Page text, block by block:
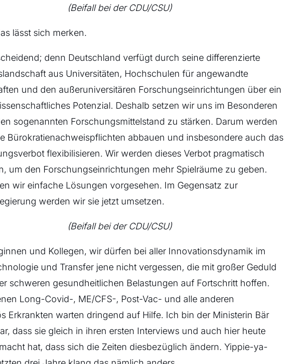
(Beifall bei der CDU/CSU)
lässt sich merken.
denn Deutschland verfügt durch seine differenzierte
aus Universitäten, Hochschulen für angewandte
und den außeruniversitären Forschungseinrichtungen über ein
Potenzial. Deshalb setzen wir uns im Besonderen
sogenannten Forschungsmittelstand zu stärken. Darum werden
Bürokratienachweispflichten abbauen und insbesondere auch das
flexibilisieren. Wir werden dieses Verbot pragmatisch
um den Forschungseinrichtungen mehr Spielräume zu geben.
wir einfache Lösungen vorgesehen. Im Gegensatz zur
werden wir sie jetzt umsetzen.
(Beifall bei der CDU/CSU)
und Kollegen, wir dürfen bei aller Innovationsdynamik im
und Transfer jene nicht vergessen, die mit großer Geduld
schweren gesundheitlichen Belastungen auf Fortschritt hoffen.
Long-Covid-, ME/CFS-, Post-Vac- und alle anderen
Erkrankten warten dringend auf Hilfe. Ich bin der Ministerin Bär
dass sie gleich in ihren ersten Interviews und auch hier heute
hat, dass sich die Zeiten diesbezüglich ändern. Yippie-ya-